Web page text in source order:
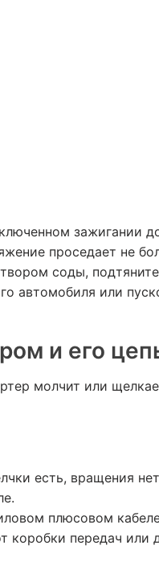
зажигании
проседает не
соды,
автомобиля или
и его
молчит или
есть, вращения
плюсовом
передач или